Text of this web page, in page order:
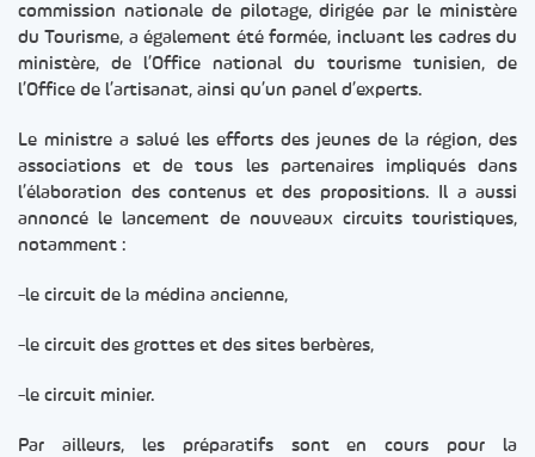
commission nationale de pilotage, dirigée par le ministère
du Tourisme, a également été formée, incluant les cadres du
ministère, de l’Office national du tourisme tunisien, de
l’Office de l’artisanat, ainsi qu’un panel d’experts.
Le ministre a salué les efforts des jeunes de la région, des
associations et de tous les partenaires impliqués dans
l’élaboration des contenus et des propositions. Il a aussi
annoncé le lancement de nouveaux circuits touristiques,
notamment :
-le circuit de la médina ancienne,
-le circuit des grottes et des sites berbères,
-le circuit minier.
Par ailleurs, les préparatifs sont en cours pour la